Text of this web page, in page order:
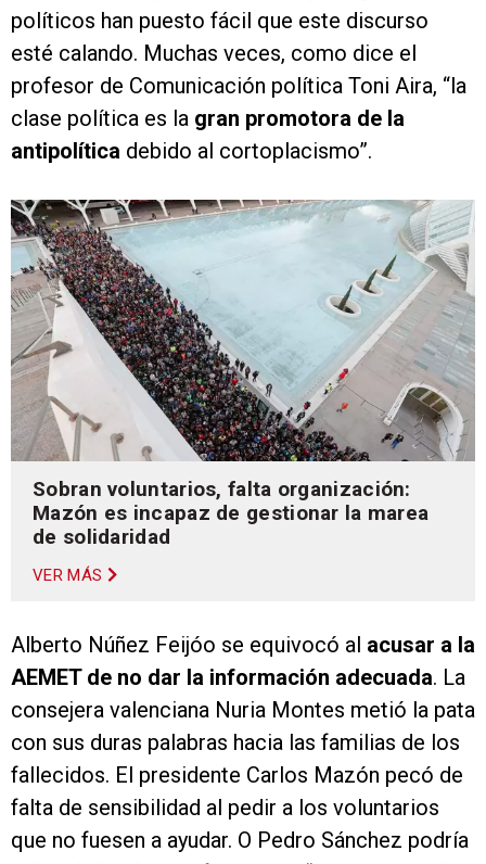
políticos han puesto fácil que este discurso
esté calando. Muchas veces, como dice el
profesor de Comunicación política Toni Aira, “la
clase política es la gran promotora de la
antipolítica debido al cortoplacismo”.
Sobran voluntarios, falta organización:
Mazón es incapaz de gestionar la marea
de solidaridad
VER MÁS
Alberto Núñez Feijóo se equivocó al acusar a la
AEMET de no dar la información adecuada. La
consejera valenciana Nuria Montes metió la pata
con sus duras palabras hacia las familias de los
fallecidos. El presidente Carlos Mazón pecó de
falta de sensibilidad al pedir a los voluntarios
que no fuesen a ayudar. O Pedro Sánchez podría